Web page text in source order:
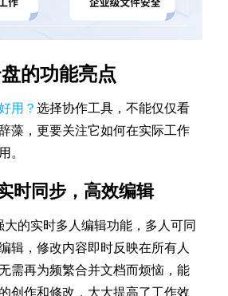
的功能亮点
用？选择协作工具，不能仅仅看
藻，更要关注它如何在实际工作
。
时同步，高效编辑
的实时多人编辑功能，多人可同
辑，修改内容即时反映在所有人
需再为频繁合并文档而烦恼，能
创作和修改，大大提高了工作效